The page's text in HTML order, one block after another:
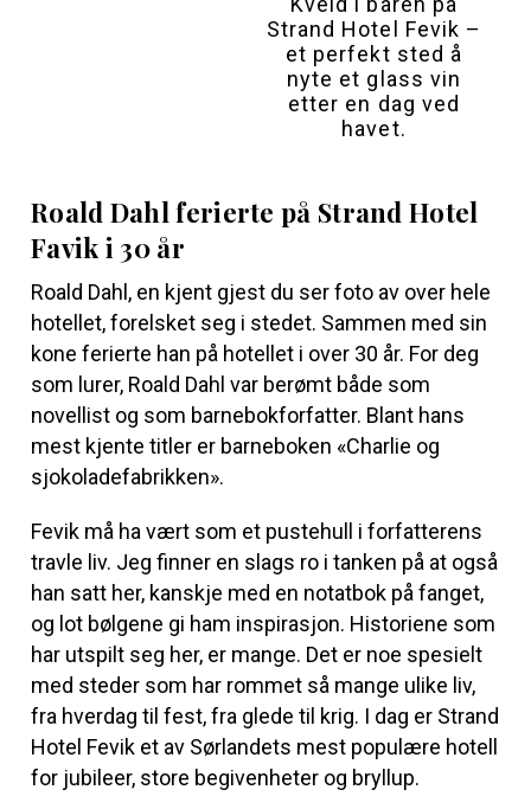
Strand Hotel Fevik –
et perfekt sted å
nyte et glass vin
etter en dag ved
havet.
Roald Dahl ferierte på Strand Hotel
Favik i 30 år
Roald Dahl, en kjent gjest du ser foto av over hele
hotellet, forelsket seg i stedet. Sammen med sin
kone ferierte han på hotellet i over 30 år. For deg
som lurer, Roald Dahl var berømt både som
novellist og som barnebokforfatter. Blant hans
mest kjente titler er barneboken «Charlie og
sjokoladefabrikken».
Fevik må ha vært som et pustehull i forfatterens
travle liv. Jeg finner en slags ro i tanken på at også
han satt her, kanskje med en notatbok på fanget,
og lot bølgene gi ham inspirasjon. Historiene som
har utspilt seg her, er mange. Det er noe spesielt
med steder som har rommet så mange ulike liv,
fra hverdag til fest, fra glede til krig. I dag er Strand
Hotel Fevik et av Sørlandets mest populære hotell
for jubileer, store begivenheter og bryllup.